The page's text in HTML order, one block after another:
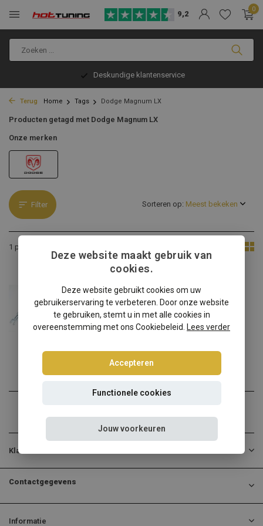
9,2
0
Deskundige klantenservice
Terug Home Tags Dodge Magnum LX
Producten getagd met Dodge Magnum LX
Onze merken
Filter
1 product
Sorteren op:
Dodge Magnum LX schroefset
Dodge Magnum LX? Kies dan...
€360,00
Klantenservice
Contactgegevens
Informatie
Deze website maakt gebruik van
cookies.
Deze website gebruikt cookies om uw
gebruikerservaring te verbeteren. Door onze website
te gebruiken, stemt u in met alle cookies in
overeenstemming met ons Cookiebeleid.
Lees verder
Accepteren
Functionele cookies
Jouw voorkeuren